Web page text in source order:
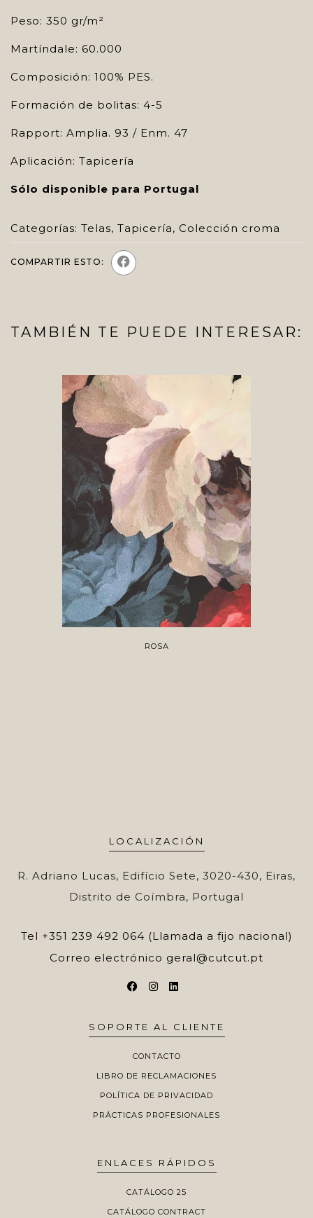
Peso: 350 gr/m²
Martíndale: 60.000
Composición: 100% PES.
Formación de bolitas: 4-5
Rapport: Amplia. 93 / Enm. 47
Aplicación: Tapicería
Sólo disponible para Portugal
Categorías: Telas, Tapicería, Colección croma
COMPARTIR ESTO:
TAMBIÉN TE PUEDE INTERESAR:
ROSA
LOCALIZACIÓN
R. Adriano Lucas, Edifício Sete, 3020-430, Eiras,
Distrito de Coímbra, Portugal
Tel +351 239 492 064 (Llamada a fijo nacional)
Correo electrónico geral@cutcut.pt
SOPORTE AL CLIENTE
CONTACTO
LIBRO DE RECLAMACIONES
POLÍTICA DE PRIVACIDAD
PRÁCTICAS PROFESIONALES
ENLACES RÁPIDOS
CATÁLOGO 25
CATÁLOGO CONTRACT